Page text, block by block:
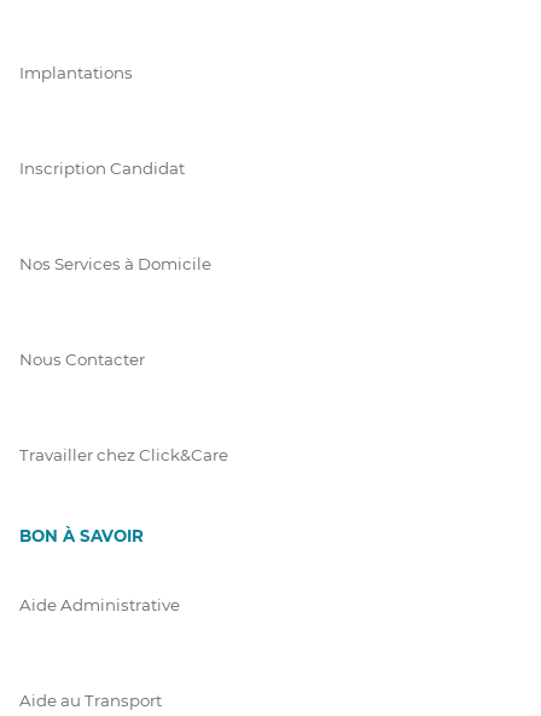
Implantations
Inscription Candidat
Nos Services à Domicile
Nous Contacter
Travailler chez Click&Care
BON À SAVOIR
Aide Administrative
Aide au Transport